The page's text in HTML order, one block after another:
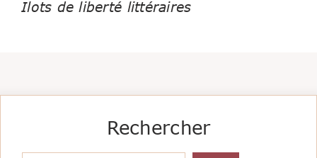
Ilots de liberté littéraires
Rechercher